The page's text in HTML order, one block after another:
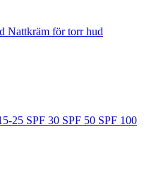
Nattkräm för torr hud
25 SPF 30 SPF 50 SPF 100